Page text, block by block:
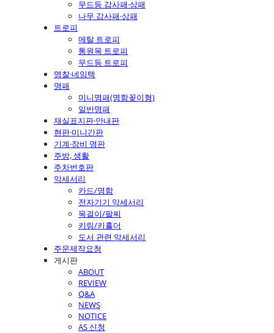
무드등 감사패·상패
나무 감사패·상패
트로피
메탈 트로피
통원목 트로피
무드등 트로피
명찰·네임텍
명패
미니명패(명함꽂이형)
일반명패
재실표지판·안내판
현판·미니간판
기계·장비 명판
주방, 생활
주차번호판
악세서리
카드/명함
전자기기 악세서리
목걸이/팔찌
키링/키홀더
도서 관련 악세서리
주문제작요청
게시판
ABOUT
REVIEW
Q&A
NEWS
NOTICE
AS 신청